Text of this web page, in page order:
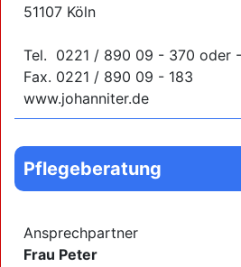
51107 Köln
Tel. 0221 / 890 09 - 370 oder
Fax. 0221 / 890 09 - 183
www.johanniter.de
Pflegeberatung
Ansprechpartner
Frau Peter